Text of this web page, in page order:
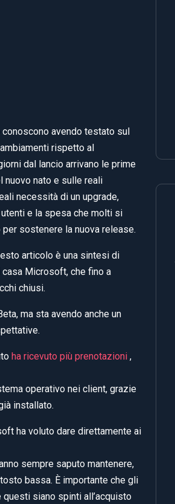
avendo testato sul
rispetto al
dal lancio arrivano le prime
nuovo nato e sulle reali
necessità di un upgrade,
e la spesa che molti si
sostenere la nuova release.
articolo è una sintesi di
Microsoft, che fino a
chiusi.
ma sta avendo anche un
ha ricevuto più prenotazioni ,
operativo nei client, grazie
installato.
ha voluto dare direttamente ai
sempre saputo mantenere,
bassa. È importante che gli
siano spinti all’acquisto